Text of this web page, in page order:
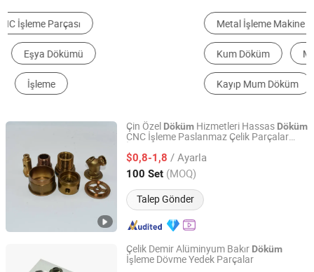
Basınçlı Döküm
Kum Döküm Mekanik İşleme Hizmeti
Kayıp Mum Döküm
Çin Özel Döküm Hizmetleri Hassas Döküm
CNC İşleme Paslanmaz Çelik Parçalar
$0,8-1,8 / Ayarla
100 Set (MOQ)
Talep Gönder
Qingdao Zehan Machinery Manufacturing Co., Ltd.
Shandong, China Fiyat 2025
Çelik Demir Alüminyum Bakır Döküm
İşleme Dövme Yedek Parçalar
Ningbo Hansheng Machinery Parts Co.,Ltd.